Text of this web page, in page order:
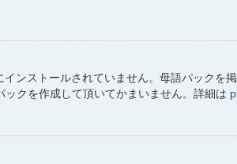
ンストールされていません。母語パックを
クを作成して頂いてかまいません。詳細は